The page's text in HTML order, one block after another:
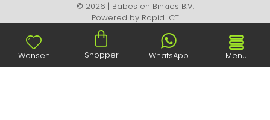
© 2026 | Babes en Binkies B.V.
Powered by Rapid ICT
Wensen Shopper WhatsApp Menu